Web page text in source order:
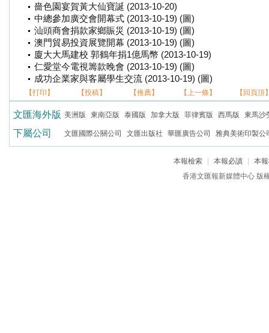
嗇色園宴賀黃大仙寶誕 (2013-10-20)
中總參加廣交會開幕式 (2013-10-19) (圖)
汕頭商會捐款家鄉賑災 (2013-10-19) (圖)
澳門貿易投資展覽開幕 (2013-10-19) (圖)
廈大大馬建校 郭鶴年捐1億馬幣 (2013-10-19)
仁愛堂今電視籌款晚會 (2013-10-19) (圖)
成功企業家與客屬學生交流 (2013-10-19) (圖)
【打印】 【投稿】 【推薦】 【上一條】 【回頁頂
文匯海外版 美洲版 東南亞版 泰國版 加拿大版 菲律賓版 西馬版 東馬沙
下屬公司 文匯國際公關公司 文匯出版社 華匯廣告公司 雅典美術印製公
本報檢索 本報必讀
本
香港文匯報新媒體中心 版